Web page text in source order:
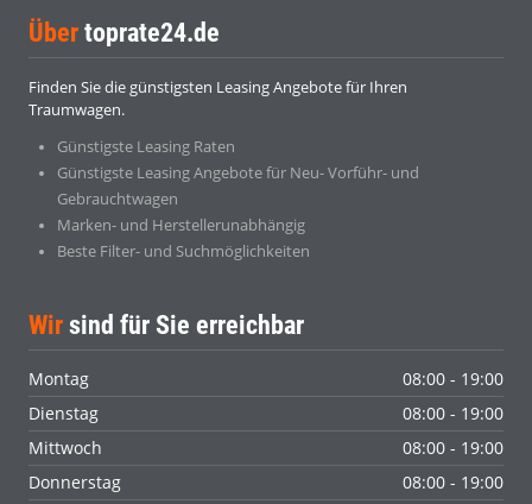
Über toprate24.de
Finden Sie die günstigsten Leasing Angebote für Ihren
Traumwagen.
Günstigste Leasing Raten
Günstigste Leasing Angebote für Neu- Vorführ- und
Gebrauchtwagen
Marken- und Herstellerunabhängig
Beste Filter- und Suchmöglichkeiten
Wir sind für Sie erreichbar
Montag
08:00 - 19:00
Dienstag
08:00 - 19:00
Mittwoch
08:00 - 19:00
Donnerstag
08:00 - 19:00